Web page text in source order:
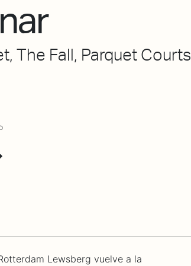
The Fall, Parquet Courts
Lewsberg vuelve a la